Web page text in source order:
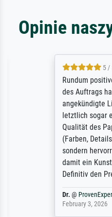
Opinie
5 / 5
Rundum positive
des Auftrags hat
angekündigte
letztlich sogar etwas
Qualität des Papiers
(Farben, Details
sondern
damit ein Kunstwerk
Definitiv den Pre...
ProvenExpert
February 3, 2026